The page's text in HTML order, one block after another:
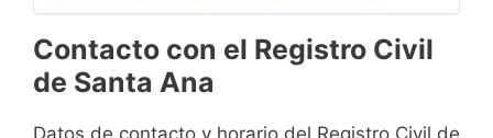
Contacto con el Registro Civil
de Santa Ana